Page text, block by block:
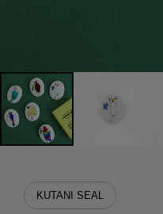
KUTANI SEAL